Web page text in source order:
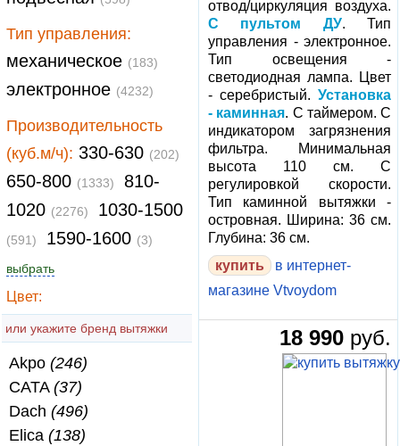
Тип управления:
механическое (183)
электронное (4232)
Производительность
(куб.м/ч): 330-630 (202)
650-800 (1333)
810-
1020 (2276) 1030-1500
(591) 1590-1600 (3)
выбрать
Цвет:
или укажите бренд вытяжки
Akpo(246)
CATA(37)
Dach(496)
Elica(138)
отвод/циркуляция воздуха.
С пультом ДУ. Тип
управления - электронное.
Тип освещения -
светодиодная лампа. Цвет
- серебристый. Установка
- каминная. С таймером. С
индикатором загрязнения
фильтра. Минимальная
высота 110 см. С
регулировкой скорости.
Тип каминной вытяжки -
островная. Ширина: 36 см.
Глубина: 36 см.
купить
в интернет-
магазине Vtvoydom
18 990 руб.